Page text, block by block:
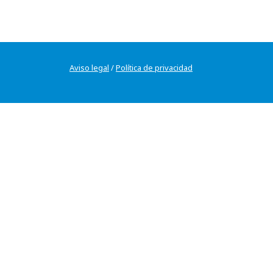
Aviso legal /Política de privacidad